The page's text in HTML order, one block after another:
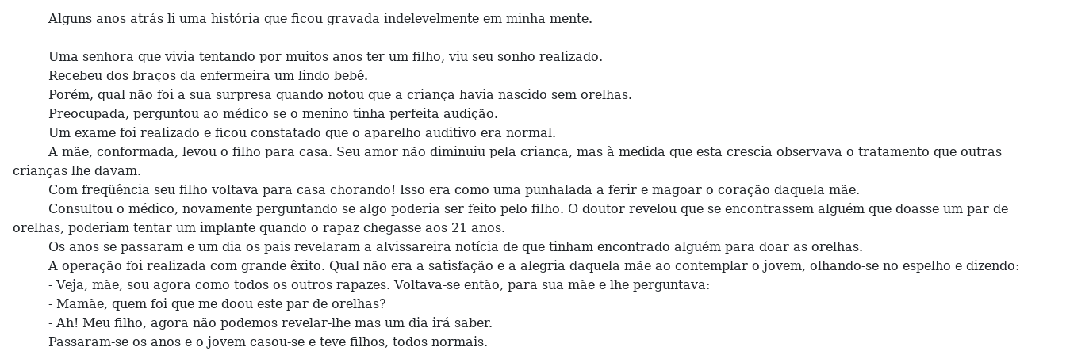
Alguns anos atrás li uma história que ficou gravada indelevelmente em minha mente.
Uma senhora que vivia tentando por muitos anos ter um filho, viu seu sonho realizado.
Recebeu dos braços da enfermeira um lindo bebê.
Porém, qual não foi a sua surpresa quando notou que a criança havia nascido sem orelhas.
Preocupada, perguntou ao médico se o menino tinha perfeita audição.
Um exame foi realizado e ficou constatado que o aparelho auditivo era normal.
A mãe, conformada, levou o filho para casa. Seu amor não diminuiu pela criança, mas à medida que esta crescia observava o tratamento que outras
crianças lhe davam.
Com freqüência seu filho voltava para casa chorando! Isso era como uma punhalada a ferir e magoar o coração daquela mãe.
Consultou o médico, novamente perguntando se algo poderia ser feito pelo filho. O doutor revelou que se encontrassem alguém que doasse um par de
orelhas, poderiam tentar um implante quando o rapaz chegasse aos 21 anos.
Os anos se passaram e um dia os pais revelaram a alvissareira notícia de que tinham encontrado alguém para doar as orelhas.
A operação foi realizada com grande êxito. Qual não era a satisfação e a alegria daquela mãe ao contemplar o jovem, olhando-se no espelho e dizendo:
- Veja, mãe, sou agora como todos os outros rapazes. Voltava-se então, para sua mãe e lhe perguntava:
- Mamãe, quem foi que me doou este par de orelhas?
- Ah! Meu filho, agora não podemos revelar-lhe mas um dia irá saber.
Passaram-se os anos e o jovem casou-se e teve filhos, todos normais.